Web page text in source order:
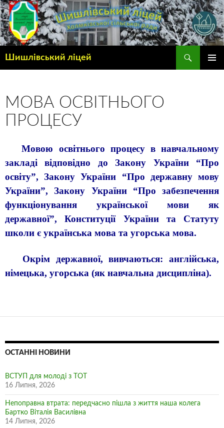
Шишлівський ліцей
МОВА ОСВІТНЬОГО
ПРОЦЕСУ
Мовою освітнього процесу в навчальному
закладі відповідно до Закону України “Про
освіту”, Закону України “Про державну мову
України”, Закону України “Про забезпечення
функціонування української мови як
державної”, Конституції України та Статуту
школи є українська мова та угорська мова.
Окрім державної, вивчаються: англійська,
німецька, угорська (як навчальна дисципліна).
ОСТАННІ НОВИНИ
ВСТУП для молоді з ТОТ
16 Липня, 2026
Непоправна втрата: передчасно пішла з життя наша колега
Бартко Віталія Василівна
14 Липня, 2026